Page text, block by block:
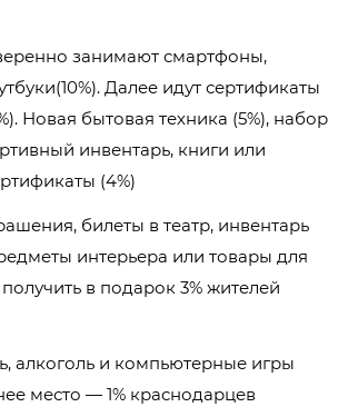
занимают смартфоны,
Далее идут сертификаты
Новая бытовая техника (5%), набор
инвентарь, книги или
(4%)
билеты в театр, инвентарь
интерьера или товары для
в подарок 3% жителей
алкоголь и компьютерные игры
место — 1% краснодарцев